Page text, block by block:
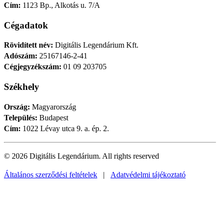
Cím: 1123 Bp., Alkotás u. 7/A
Cégadatok
Rövidített név: Digitális Legendárium Kft.
Adószám: 25167146-2-41
Cégjegyzékszám: 01 09 203705
Székhely
Ország: Magyarország
Település: Budapest
Cím: 1022 Lévay utca 9. a. ép. 2.
© 2026 Digitális Legendárium. All rights reserved
Általános szerződési feltételek | Adatvédelmi tájékoztató